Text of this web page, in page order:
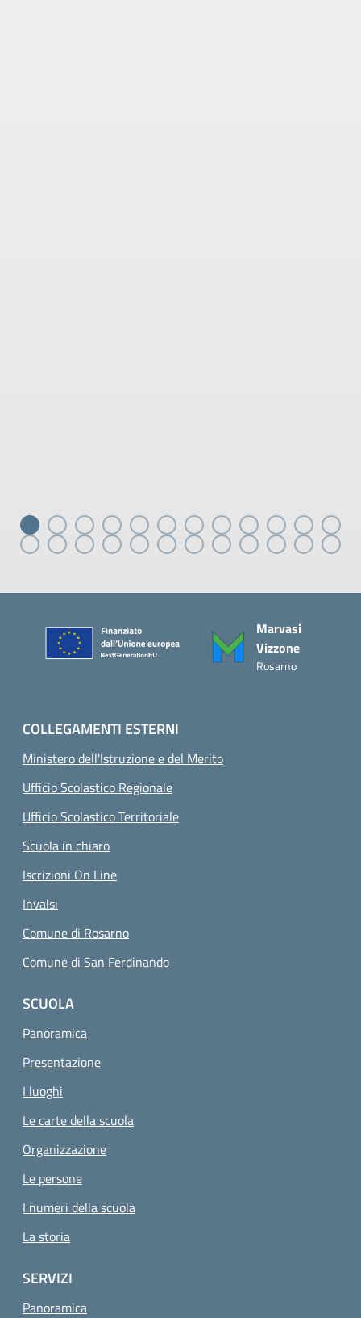
Marvasi
Vizzone
Rosarno
COLLEGAMENTI ESTERNI
Ministero dell'Istruzione e del Merito
Ufficio Scolastico Regionale
Ufficio Scolastico Territoriale
Scuola in chiaro
Iscrizioni On Line
Invalsi
Comune di Rosarno
Comune di San Ferdinando
SCUOLA
Panoramica
Presentazione
I luoghi
Le carte della scuola
Organizzazione
Le persone
I numeri della scuola
La storia
SERVIZI
Panoramica